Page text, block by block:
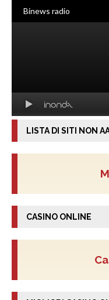
LISTA DI SITI NON
CASINO ONLINE